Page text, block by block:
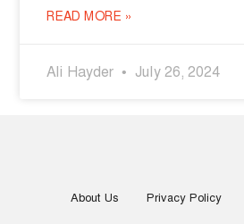
READ MORE »
Ali Hayder July 26, 2024
About Us Privacy Policy